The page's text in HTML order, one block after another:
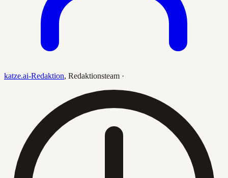
katze.ai-Redaktion, Redaktionsteam ·